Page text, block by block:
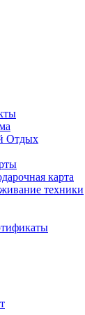
Отдых
карта
техники